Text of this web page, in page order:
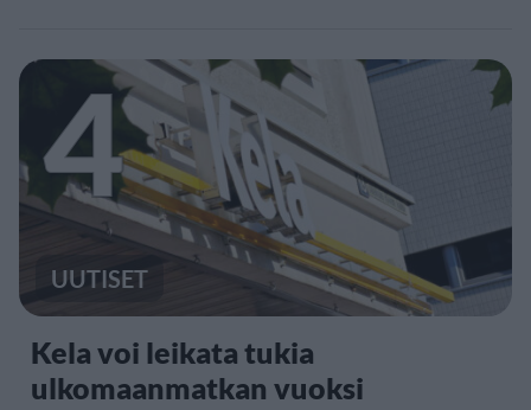
4
UUTISET
Kela voi leikata tukia
ulkomaanmatkan vuoksi